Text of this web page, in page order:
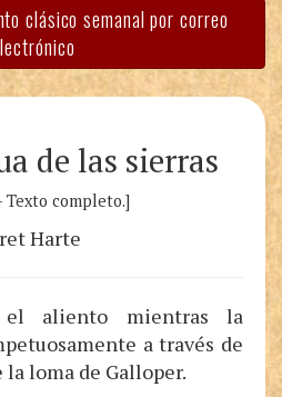
clásico semanal por correo
de las sierras
Texto completo.]
Harte
el aliento mientras la
a través de
loma de Galloper.